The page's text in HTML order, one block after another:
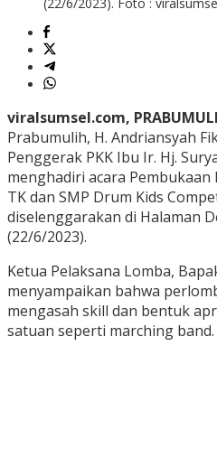
viralsumsel.com,
Prabumulih, H. Andriansyah
Penggerak PKK Ibu Ir. Hj.
menghadiri acara
TK dan SMP Drum Kids
diselenggarakan di Halaman
(22/6/2023).
Ketua Pelaksana Lomba,
menyampaikan bahwa
mengasah skill dan bentuk
satuan seperti marching band.